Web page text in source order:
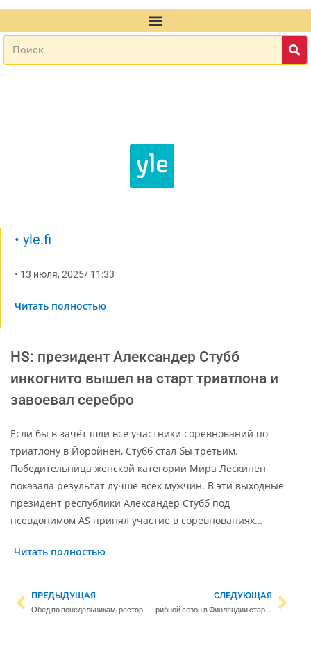
• yle.fi
• 13 июля, 2025/ 11:33
Читать полностью
HS: президент Александер Стубб
инкогнито вышел на старт триатлона и
завоевал серебро
Если бы в зачёт шли все участники соревнований по
триатлону в Йоройнен, Стубб стал бы третьим.
Победительница женской категории Мира Лескинен
показала результат лучше всех мужчин. В эти выходные
президент республики Александер Стубб под
псевдонимом AS принял участие в соревнованиях…
Читать полностью
ПРЕДЫДУЩАЯ
Обед по понедельникам: ресторан Bronda
СЛЕДУЮЩАЯ
Грибной сезон в Финляндии стартовал раньше обычного и обещает быть урожайным